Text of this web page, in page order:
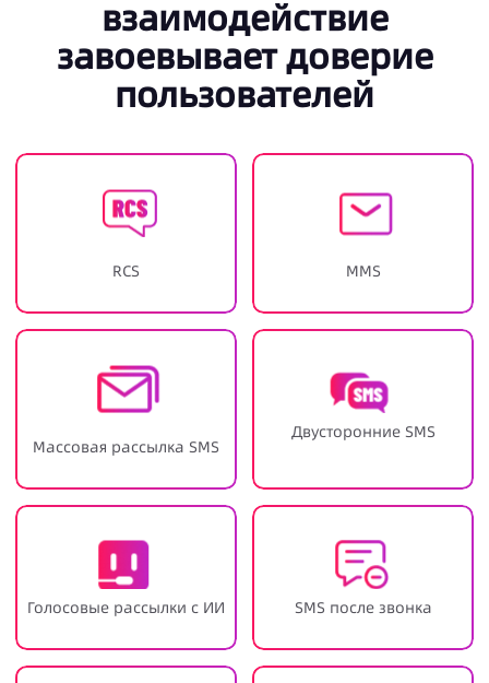
взаимодействие
завоевывает доверие
пользователей
RCS MMS
Массовая рассылка SMS
Двусторонние SMS
Голосовые рассылки с ИИ SMS после звонка